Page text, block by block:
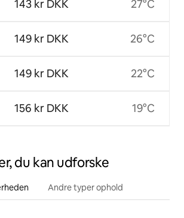
143 kr DKK
149 kr DKK
149 kr DKK
156 kr DKK
27°C
26°C
22°C
19°C
du kan udforske
Andre typer ophold